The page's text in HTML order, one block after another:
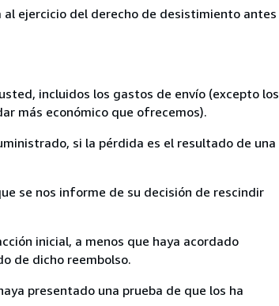
ejercicio del derecho de desistimiento antes
incluidos los gastos de envío (excepto los
más económico que ofrecemos).
si la pérdida es el resultado de una
se nos informe de su decisión de rescindir
inicial, a menos que haya acordado
de dicho reembolso.
presentado una prueba de que los ha